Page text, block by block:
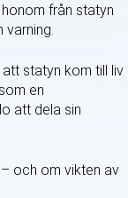
från statyn
att statyn kom till liv
en
att dela sin
och om vikten av